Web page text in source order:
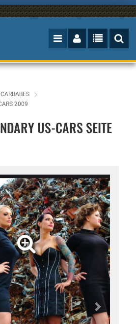
CARBABES
2009
US-CARS SEITE